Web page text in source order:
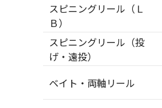
スピニングリール（Ｌ
Ｂ）
スピニングリール（投
げ・遠投）
ベイト・両軸リール